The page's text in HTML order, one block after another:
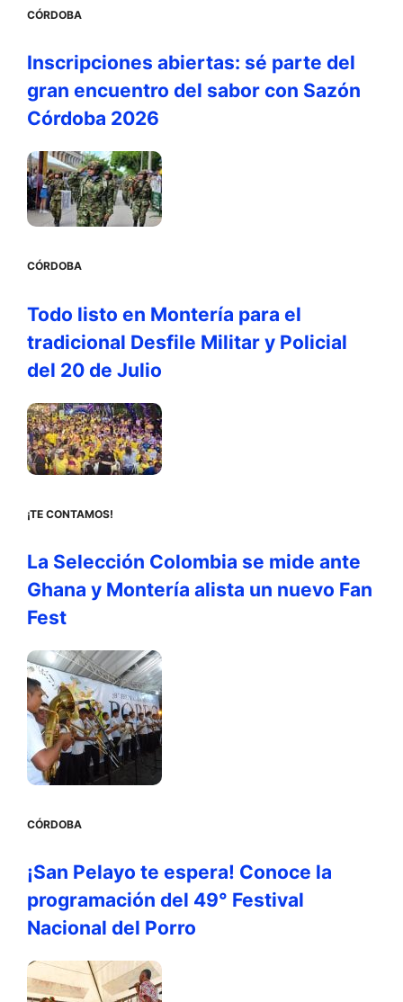
CÓRDOBA
Inscripciones abiertas: sé parte del
gran encuentro del sabor con Sazón
Córdoba 2026
CÓRDOBA
Todo listo en Montería para el
tradicional Desfile Militar y Policial
del 20 de Julio
¡TE CONTAMOS!
La Selección Colombia se mide ante
Ghana y Montería alista un nuevo Fan
Fest
CÓRDOBA
¡San Pelayo te espera! Conoce la
programación del 49° Festival
Nacional del Porro